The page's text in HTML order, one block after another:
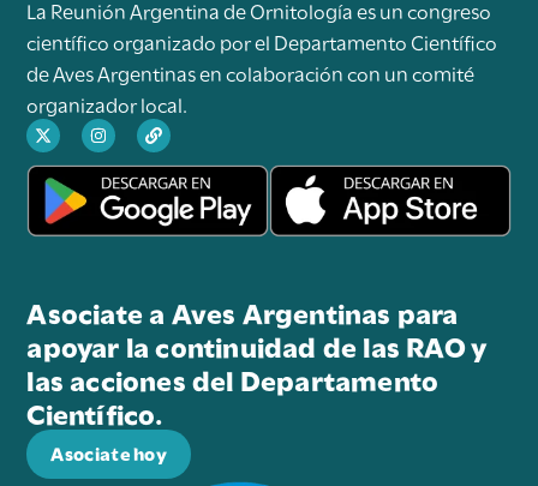
La Reunión Argentina de Ornitología es un congreso
científico organizado por el Departamento Científico
de Aves Argentinas en colaboración con un comité
organizador local.
Asociate a Aves Argentinas para
apoyar la continuidad de las RAO y
las acciones del Departamento
Científico.
Asociate hoy